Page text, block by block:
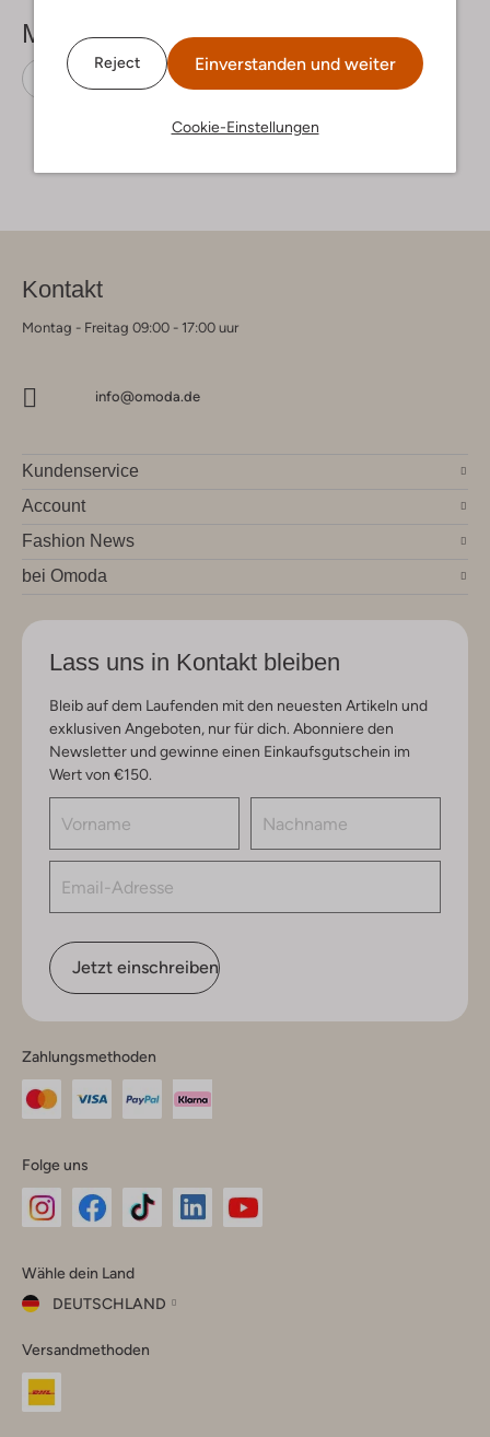
Reject Einverstanden und weiter
Cookie-Einstellungen
Mehr sehen
Schnürboots
Kontakt
Montag - Freitag 09:00 - 17:00 uur
info@omoda.de
Kundenservice
Account
Fashion News
bei Omoda
Lass uns in Kontakt bleiben
Bleib auf dem Laufenden mit den neuesten Artikeln und
exklusiven Angeboten, nur für dich. Abonniere den
Newsletter und gewinne einen Einkaufsgutschein im
Wert von €150.
Jetzt einschreiben
Zahlungsmethoden
Folge uns
Instagram
Facebook
TikTok
Wähle dein Land
DEUTSCHLAND
dein
Land
Versandmethoden